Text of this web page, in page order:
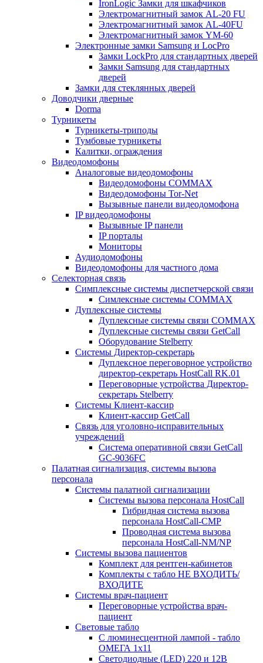
IronLogic Замки для шкафчиков
Электромагнитный замок AL-20 FU
Электромагнитный замок AL-40FU
Электромагнитный замок YM-60
Электронные замки Samsung и LocPro
Замки LockPro для стандартных дверей
Замки Samsung для стандартных
дверей
Замки для стеклянных дверей
Доводчики дверные
Dorma
Турникеты
Турникеты-триподы
Тумбовые турникеты
Калитки, ограждения
Видеодомофоны
Аналоговые видеодомофоны
Видеодомофоны COMMAX
Видеодомофоны Tor-Net
Вызывные панели видеодомофона
IP видеодомофоны
Вызывные IP панели
IP порталы
Мониторы
Аудиодомофоны
Видеодомофоны для частного дома
Селекторная связь
Симплексные системы диспетчерской связи
Симлексные системы COMMAX
Дуплексные системы
Дуплексные системы связи COMMAX
Дуплексные системы связи GetCall
Оборудование Stelberry
Системы Директор-секретарь
Дуплексное переговорное устройство
директор-секретарь HostCall RK.01
Переговорные устройства Директор-
секретарь Stelberry
Системы Клиент-кассир
Клиент-кассир GetCall
Связь для уголовно-исправительных
учреждений
Система оперативной связи GetCall
GC-9036FC
Палатная сигнализация, системы вызова
персонала
Системы палатной сигнализации
Системы вызова персонала HostCall
Гибридная система вызова
персонала HostCall-CMP
Проводная система вызова
персонала HostCall-NM/NP
Системы вызова пациентов
Комплект для рентген-кабинетов
Комплекты с табло НЕ ВХОДИТЬ/
ВХОДИТЕ
Системы врач-пациент
Переговорные устройства врач-
пациент
Световые табло
С люминесцентной лампой - табло
ОМЕГА 1х11
Светодиодные (LED) 220 и 12В